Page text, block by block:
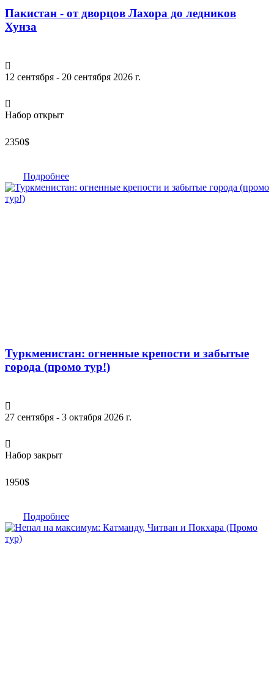
Пакистан - от дворцов Лахора до ледников
Хунза
12 сентября - 20 сентября 2026 г.
Набор открыт
2350$
Подробнее
Туркменистан: огненные крепости и забытые
города (промо тур!)
27 сентября - 3 октября 2026 г.
Набор закрыт
1950$
Подробнее